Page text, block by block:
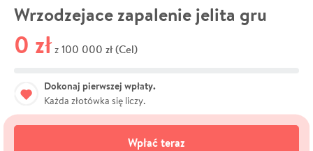
Wrzodzejace zapalenie jelita gru
0 zł z 100 000 zł (Cel)
Dokonaj pierwszej wpłaty.
Każda złotówka się liczy.
Wpłać teraz